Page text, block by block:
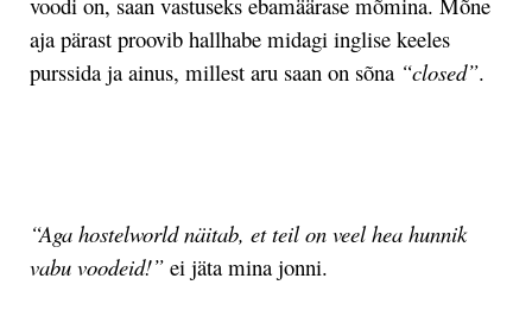
aja pärast proovib hallhabe midagi inglise keeles
purssida ja ainus, millest aru saan on sõna “closed”.
“Aga hostelworld näitab, et teil on veel hea hunnik
vabu voodeid!” ei jäta mina jonni.